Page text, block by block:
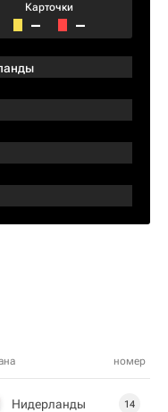
Карточки
– –
номер
Нидерланды 14